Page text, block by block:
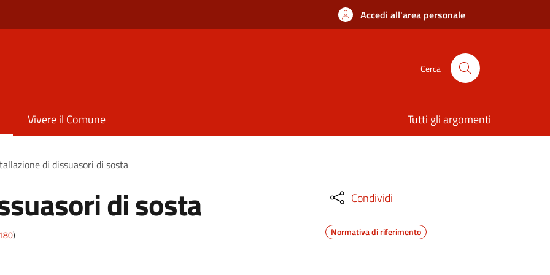
Accedi all'area personale
Cerca
Vivere il Comune Tutti gli argomenti
di dissuasori di sosta
di sosta
)
Condividi
Normativa di riferimento